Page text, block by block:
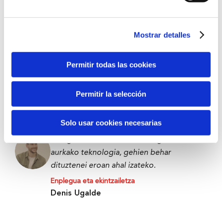
Mostrar detalles
Permitir todas las cookies
Permitir la selección
Solo usar cookies necesarias
aurkako teknologia, gehien behar
dituztenei eroan ahal izateko.
Enplegua eta ekintzailetza
Denis Ugalde